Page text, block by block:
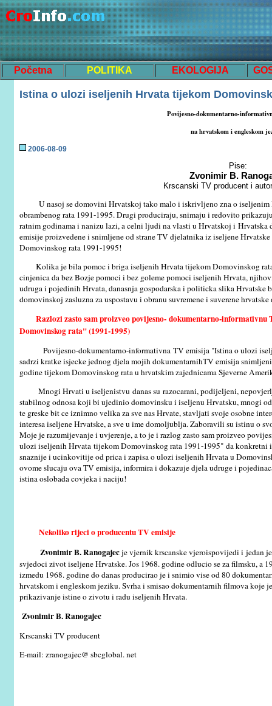
Početna POLITIKA EKOLOGIJA
Istina o ulozi iseljenih Hrvata tijekom
Povijesno-dokumentarno-
na hrvatskom i engleskom
2006-08-09
Pise:
Zvonimir B.
Krscanski TV producent i
U nasoj se domovini Hrvatskoj tako malo i iskrivljeno zna o
obrambenog rata 1991-1995. Drugi produciraju, snimaju i redovito
ratnim godinama i nanizu lazi, a celni ljudi na vlasti u Hrvatskoj i
emisije proizvedene i snimljene od strane TV djelatnika iz iseljene
Domovinskog rata 1991-1995!
Kolika je bila pomoc i briga iseljenih Hrvata tijekom Domovinskog
cinjenica da bez Bozje pomoci i bez goleme pomoci iseljenih Hrvata,
udruga i pojedinih Hrvata, danasnja gospodarska i politicka slika
domovinskoj zasluzna za uspostavu i obranu suvremene i suverene hrvatske
Razlozi zasto sam proizveo povijesno- dokumentarno-informativnu
Domovinskog rata"(1991-1995)
Povijesno-dokumentarno-informativna TV emisija "Istina o ulozi
sadrzi kratke isjecke jednog djela mojih dokumentarnihTV emisija
godine tijekom Domovinskog rata u hrvatskim zajednicama Sjeverne
Mnogi Hrvati u iseljenistvu danas su razocarani, podijeljeni,
stabilnog odnosa koji bi ujedinio domovinsku i iseljenu Hrvatsku, mnogi
te greske bit ce iznimno velika za sve nas Hrvate, stavljati svoje osobne
interesa iseljene Hrvatske, a sve u ime domoljublja. Zaboravili su istinu o
Moje je razumijevanje i uvjerenje, a to je i razlog zasto sam proizveo
ulozi iseljenih Hrvata tijekom Domovinskog rata 1991-1995" da
snaznije i ucinkovitije od prica i zapisa o ulozi iseljenih Hrvata u
ovome slucaju ova TV emisija, informira i dokazuje djela udruge i
istina oslobada covjeka i naciju!
Nekoliko rijeci o producentu TV emisije
Zvonimir B. Ranogajecje vjernik krscanske vjeroispovijedi i jedan
svjedoci zivot iseljene Hrvatske. Jos 1968. godine odlucio se za filmsku, a
izmedu 1968. godine do danas producirao je i snimio vise od 80
hrvatskom i engleskom jeziku. Svrha i smisao dokumentarnih filmova koje
prikazivanje istine o zivotu i radu iseljenih Hrvata.
Zvonimir B. Ranogajec
Krscanski TV producent
E-mail: zranogajec@ sbcglobal. net